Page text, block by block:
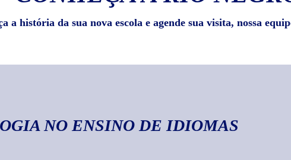
a história da sua nova escola e agende sua visita, nossa
NO ENSINO DE IDIOMAS